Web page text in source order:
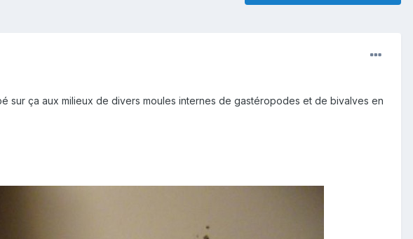
sur ça aux milieux de divers moules internes de gastéropodes et de bivalves en